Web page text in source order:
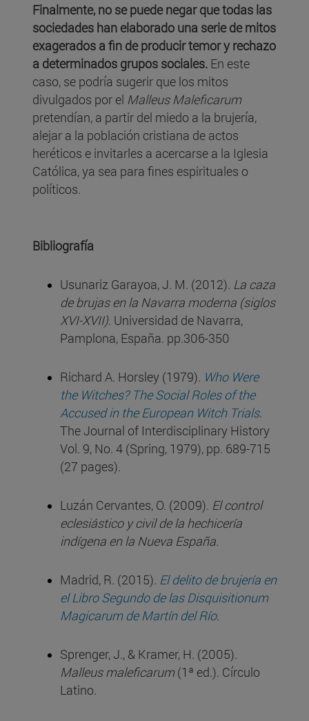
Finalmente, no se puede negar que todas las
sociedades han elaborado una serie de mitos
exagerados a fin de producir temor y rechazo
a determinados grupos sociales. En este
caso, se podría sugerir que los mitos
divulgados por el Malleus Maleficarum
pretendían, a partir del miedo a la brujería,
alejar a la población cristiana de actos
heréticos e invitarles a acercarse a la Iglesia
Católica, ya sea para fines espirituales o
políticos.
Bibliografía
Usunariz Garayoa, J. M. (2012). La caza
de brujas en la Navarra moderna (siglos
XVI-XVII). Universidad de Navarra,
Pamplona, España. pp.306-350
Richard A. Horsley (1979). Who Were
the Witches? The Social Roles of the
Accused in the European Witch Trials.
The Journal of Interdisciplinary History
Vol. 9, No. 4 (Spring, 1979), pp. 689-715
(27 pages).
Luzán Cervantes, O. (2009). El control
eclesiástico y civil de la hechicería
indígena en la Nueva España.
Madrid, R. (2015). El delito de brujería en
el Libro Segundo de las Disquisitionum
Magicarum de Martín del Río.
Sprenger, J., & Kramer, H. (2005).
Malleus maleficarum (1ª ed.). Círculo
Latino.